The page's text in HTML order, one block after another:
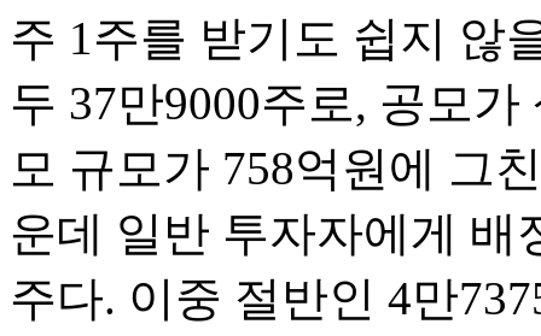
주 1주를 받기도 쉽지 않
두 37만9000주로, 공모
모 규모가 758억원에 그
운데 일반 투자자에게 배
주다. 이중 절반인 4만